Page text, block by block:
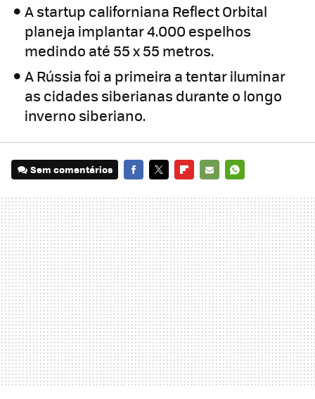
A startup californiana Reflect Orbital
planeja implantar 4.000 espelhos
medindo até 55 x 55 metros.
A Rússia foi a primeira a tentar iluminar
as cidades siberianas durante o longo
inverno siberiano.
Sem comentários
MAIL